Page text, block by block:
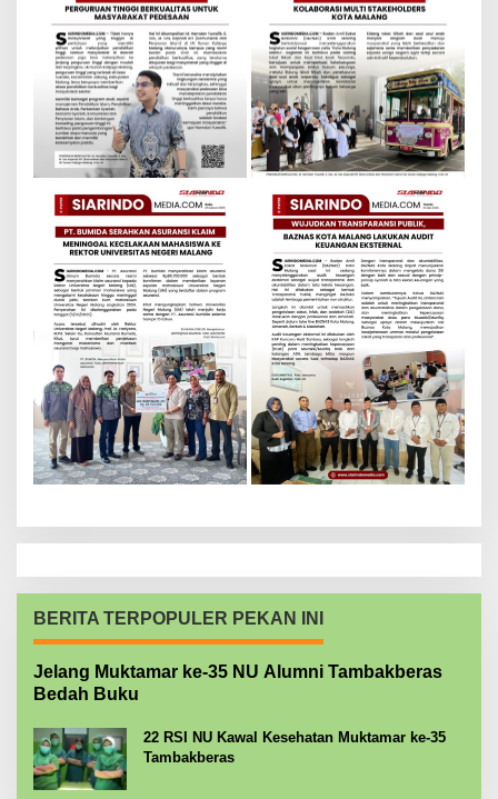
BERITA TERPOPULER PEKAN INI
Jelang Muktamar ke-35 NU Alumni Tambakberas
Bedah Buku
22 RSI NU Kawal Kesehatan Muktamar ke-35
Tambakberas